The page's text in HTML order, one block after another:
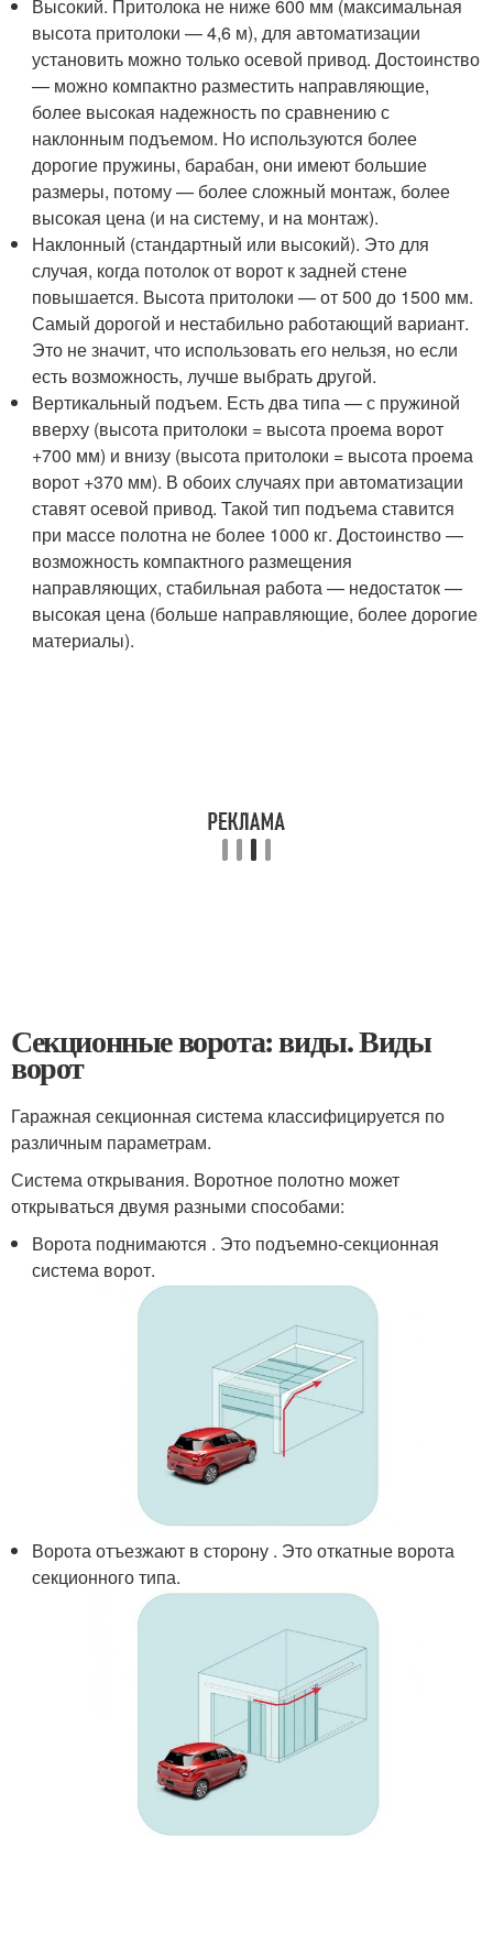
Высокий. Притолока не ниже 600 мм (максимальная
высота притолоки — 4,6 м), для автоматизации
установить можно только осевой привод. Достоинство
— можно компактно разместить направляющие,
более высокая надежность по сравнению с
наклонным подъемом. Но используются более
дорогие пружины, барабан, они имеют большие
размеры, потому — более сложный монтаж, более
высокая цена (и на систему, и на монтаж).
Наклонный (стандартный или высокий). Это для
случая, когда потолок от ворот к задней стене
повышается. Высота притолоки — от 500 до 1500 мм.
Самый дорогой и нестабильно работающий вариант.
Это не значит, что использовать его нельзя, но если
есть возможность, лучше выбрать другой.
Вертикальный подъем. Есть два типа — с пружиной
вверху (высота притолоки = высота проема ворот
+700 мм) и внизу (высота притолоки = высота проема
ворот +370 мм). В обоих случаях при автоматизации
ставят осевой привод. Такой тип подъема ставится
при массе полотна не более 1000 кг. Достоинство —
возможность компактного размещения
направляющих, стабильная работа — недостаток —
высокая цена (больше направляющие, более дорогие
материалы).
Секционные ворота: виды. Виды
ворот
Гаражная секционная система классифицируется по
различным параметрам.
Система открывания. Воротное полотно может
открываться двумя разными способами:
Ворота поднимаются . Это подъемно-секционная
система ворот.
Ворота отъезжают в сторону . Это откатные ворота
секционного типа.